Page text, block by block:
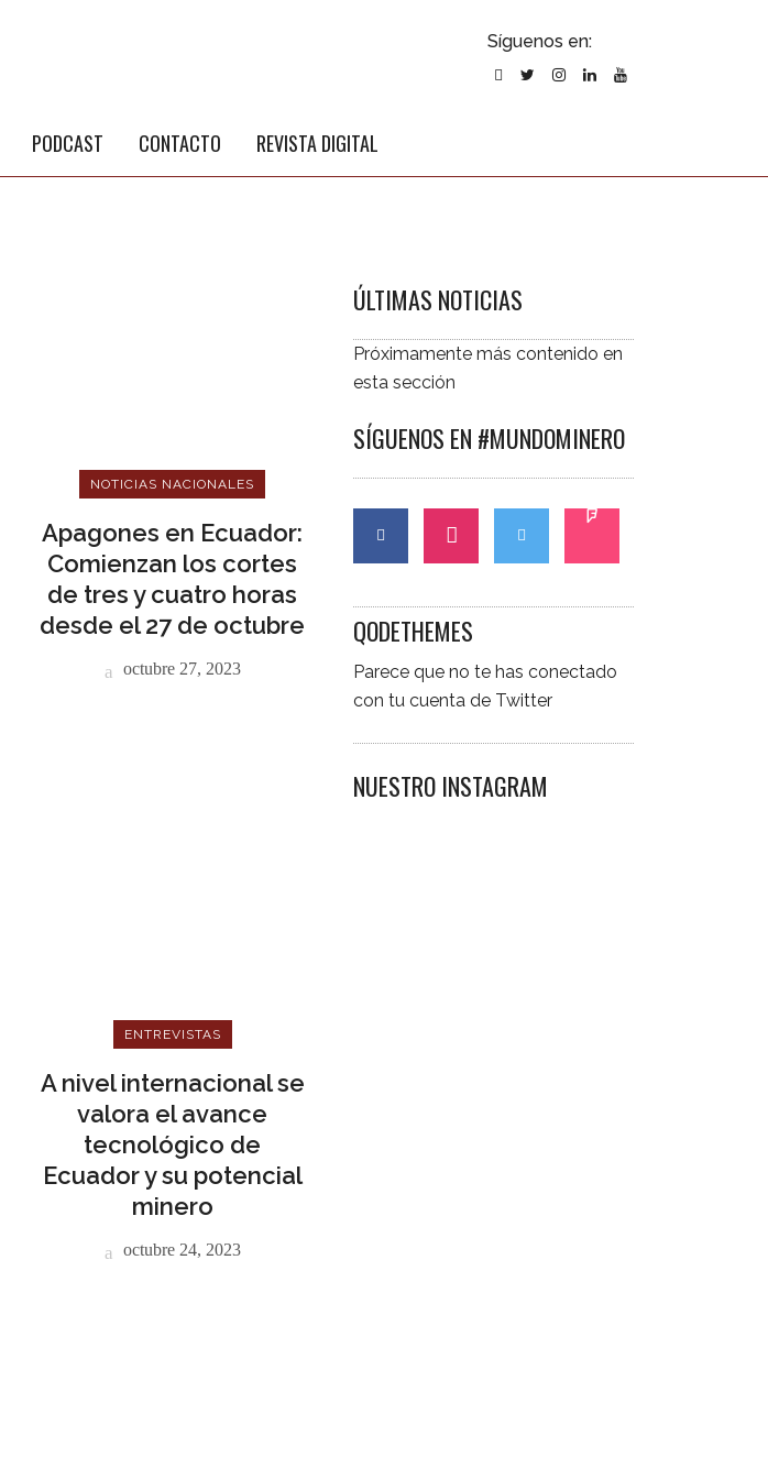
Síguenos en:
PODCAST CONTACTO REVISTA DIGITAL
NOTICIAS NACIONALES
Apagones en Ecuador:
Comienzan los cortes
de tres y cuatro horas
desde el 27 de octubre
octubre 27, 2023
ENTREVISTAS
A nivel internacional se
valora el avance
tecnológico de
Ecuador y su potencial
minero
octubre 24, 2023
ÚLTIMAS NOTICIAS
Próximamente más contenido en
esta sección
SÍGUENOS EN #MUNDOMINERO
QODETHEMES
Parece que no te has conectado
con tu cuenta de Twitter
NUESTRO INSTAGRAM